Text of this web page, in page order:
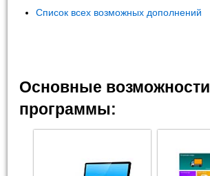
Список всех возможных дополнений
Основные возможности
программы: